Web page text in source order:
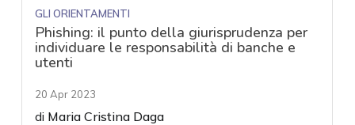
GLI ORIENTAMENTI
Phishing: il punto della giurisprudenza per
individuare le responsabilità di banche e
utenti
20 Apr 2023
di Maria Cristina Daga